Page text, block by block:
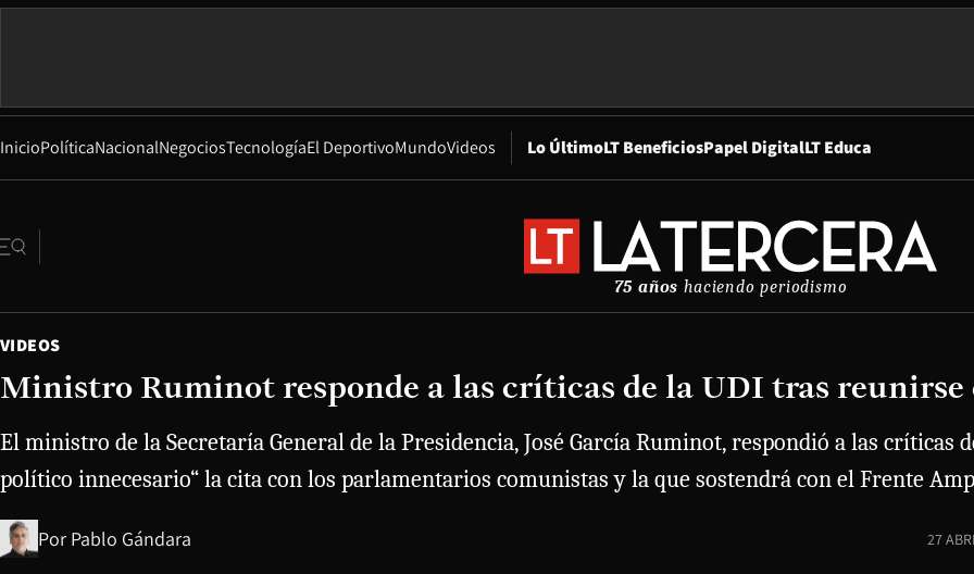
InicioPolíticaNacionalNegociosTecnologíaEl DeportivoMundoVideos Lo ÚltimoLT BeneficiosPapel DigitalOpens in new window
LT Educa
75 años haciendo periodismo
VIDEOS
Ministro Ruminot responde a las críticas de la UDI tras reunirse
El ministro de la Secretaría General de la Presidencia, José García Ruminot, respondió a las
político innecesario“ la cita con los parlamentarios comunistas y la que sostendrá con el Frente
Por Pablo Gándara 27